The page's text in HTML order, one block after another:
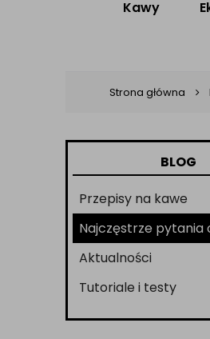
Kawy
Strona główna
BLOG
Przepisy na kawe
Najczęstrze pytania
Aktualności
Tutoriale i testy